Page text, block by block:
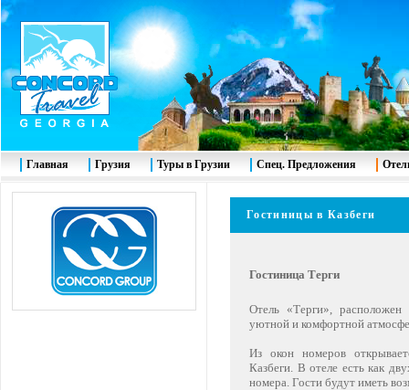
Гостиницы в Казбеги
Гостиница Терги
Отель «Терги», расположен
уютной и комфортной
Из окон номеров
Казбеги. В отеле есть как
номера. Гости будут иметь
Главная Грузия Туры в Грузии Спец. Предложения